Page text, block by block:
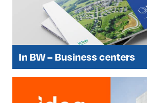
In BW – Business centers